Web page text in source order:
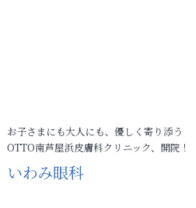
お子さまにも大人にも、優しく寄り添う
OTTO南芦屋浜皮膚科クリニック、開院！
いわみ眼科